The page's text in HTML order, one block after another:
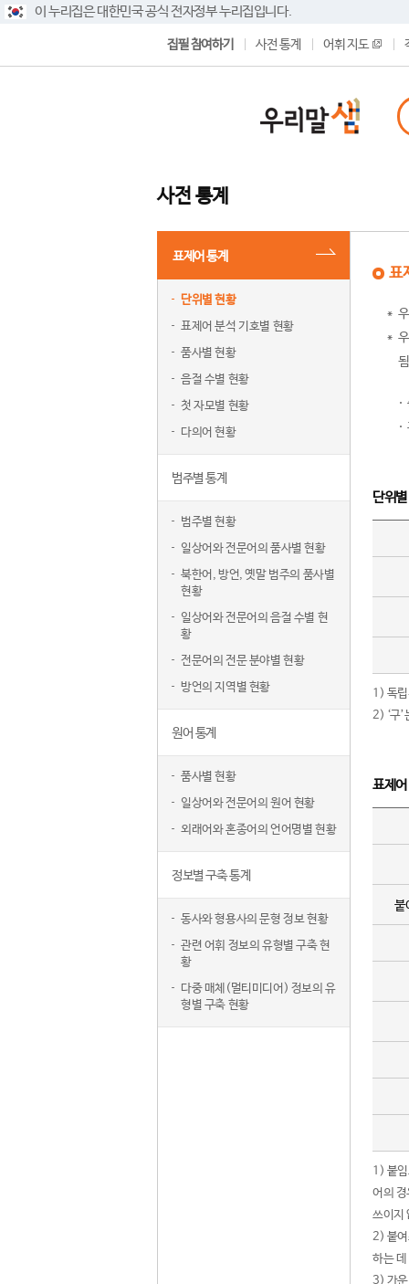
이 누리집은 대한민국 공식 전자정부 누리집입니다.
집필 참여하기 사전 통계 어휘 지도
사전 통계
표제어 통계
단위별 현황
표제어 분석 기호별 현황
품사별 현황
음절 수별 현황
첫 자모별 현황
다의어 현황
범주별 통계
범주별 현황
일상어와 전문어의 품사별 현황
북한어, 방언, 옛말 범주의 품사별
현황
일상어와 전문어의 음절 수별 현
황
전문어의 전문 분야별 현황
방언의 지역별 현황
원어 통계
품사별 현황
일상어와 전문어의 원어 현황
외래어와 혼종어의 언어명별 현황
정보별 구축 통계
동사와 형용사의 문형 정보 현황
관련 어휘 정보의 유형별 구축 현
황
다중 매체(멀티미디어) 정보의 유
형별 구축 현황
표
단위
1) 독립
2) ‘구
표제
붙
1) 붙
어의
쓰이지
2) 붙여
하는
3) 가운